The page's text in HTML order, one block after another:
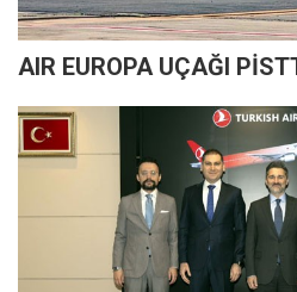
AIR EUROPA UÇAĞI